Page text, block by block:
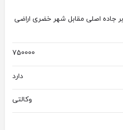
مشهد- بر جاده اصلی مقابل شهر خضری اراضی
750000
دارد
وکالتی